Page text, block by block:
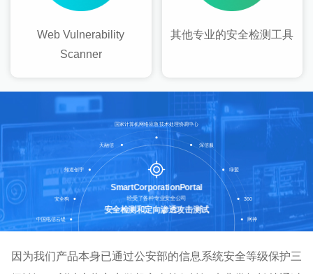
Web Vulnerability
Scanner
其他专业的安全检测工具
中国电信云堤
安全狗
知道创宇
天融信
国家计算机网络应急技术处理协调中心
深信服
绿盟
360
网神
SmartCorporationPortal
经受了各种专业安全公司
安全检测和定向渗透攻击测试
因为我们产品本身已通过公安部的信息系统安全等级保护三